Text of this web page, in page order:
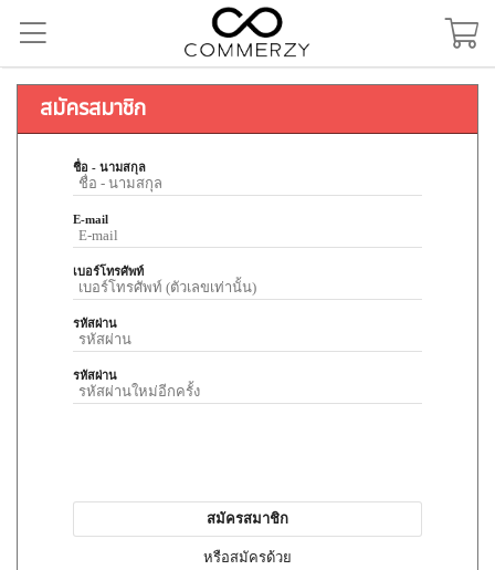
สมัครสมาชิก
ชื่อ - นามสกุล
E-mail
เบอร์โทรศัพท์
รหัสผ่าน
รหัสผ่าน
สมัครสมาชิก
หรือสมัครด้วย